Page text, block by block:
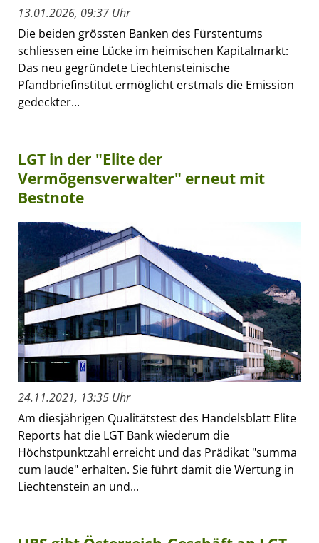
13.01.2026, 09:37 Uhr
Die beiden grössten Banken des Fürstentums
schliessen eine Lücke im heimischen Kapitalmarkt:
Das neu gegründete Liechtensteinische
Pfandbriefinstitut ermöglicht erstmals die Emission
gedeckter...
LGT in der "Elite der
Vermögensverwalter" erneut mit
Bestnote
24.11.2021, 13:35 Uhr
Am diesjährigen Qualitätstest des Handelsblatt Elite
Reports hat die LGT Bank wiederum die
Höchstpunktzahl erreicht und das Prädikat "summa
cum laude" erhalten. Sie führt damit die Wertung in
Liechtenstein an und...